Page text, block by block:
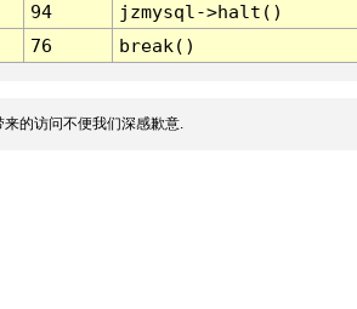
94
jzmysql->halt()
76 break()
的访问不便我们深感歉意.